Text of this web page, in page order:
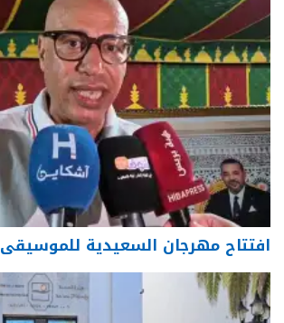
افتتاح مهرجان السعيدية للموسيقى